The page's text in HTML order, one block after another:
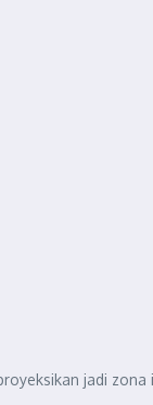
jadi zona